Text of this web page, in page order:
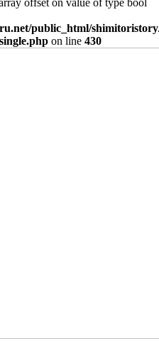
offset on value of type bool
public_html/
on line 430